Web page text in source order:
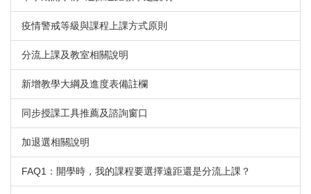
疫情警戒等級與課程上課方式原則
分流上課及教室相關說明
新增教學大綱及進度表備註欄
同步授課工具推薦及諮詢窗口
加退選相關說明
FAQ1：開學時，我的課程要選擇遠距還是分流上課？